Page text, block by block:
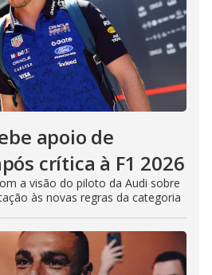
apoio de
crítica à F1 2026
a visão do piloto da Audi sobre
às novas regras da categoria